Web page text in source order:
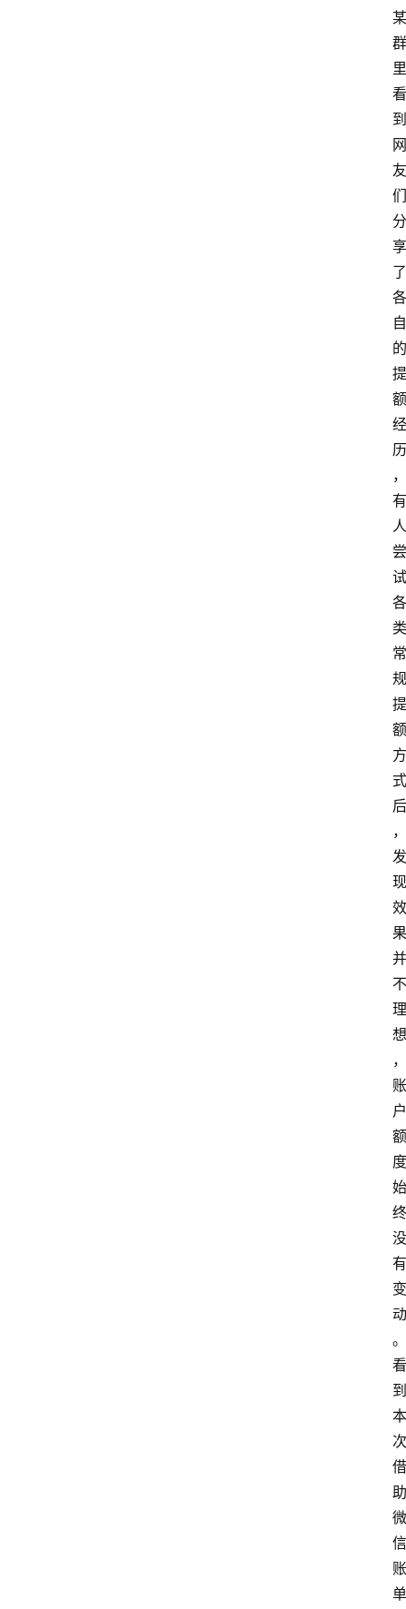
某
群
里
看
到
网
友
们
分
享
了
各
自
的
提
额
经
历
，
有
人
尝
试
各
类
常
规
提
额
方
式
后
，
发
现
效
果
并
不
理
想
，
账
户
额
度
始
终
没
有
变
动
。
看
到
本
次
借
助
微
信
账
单